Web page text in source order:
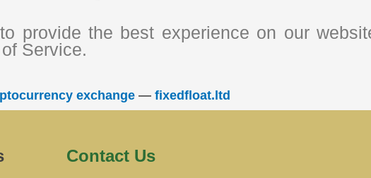
provide the best experience on our
Service.
exchange — fixedfloat.ltd
Contact Us